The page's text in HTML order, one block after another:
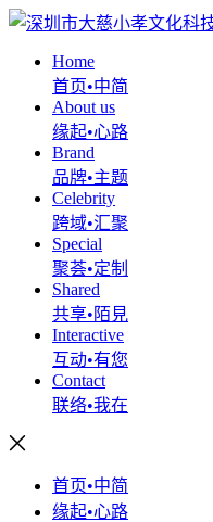
Home
首页•中简
About us
缘起•心路
Brand
品牌•主题
Celebrity
跨域•汇聚
Special
聚荟•定制
Shared
共享•陌見
Interactive
互动•有您
Contact
联络•我在
首页•中简
缘起•心路